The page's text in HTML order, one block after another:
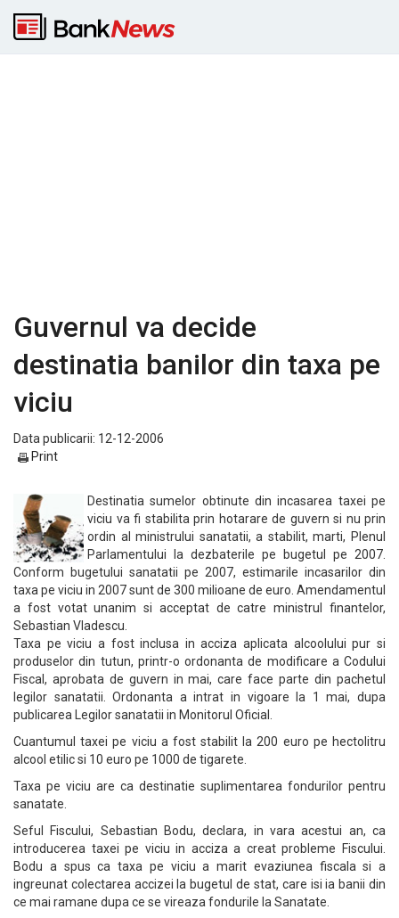
Guvernul va decide
destinatia banilor din taxa pe
viciu
Data publicarii: 12-12-2006
Print
Destinatia sumelor obtinute din incasarea taxei pe
viciu va fi stabilita prin hotarare de guvern si nu prin
ordin al ministrului sanatatii, a stabilit, marti, Plenul
Parlamentului la dezbaterile pe bugetul pe 2007.
Conform bugetului sanatatii pe 2007, estimarile incasarilor din
taxa pe viciu in 2007 sunt de 300 milioane de euro. Amendamentul
a fost votat unanim si acceptat de catre ministrul finantelor,
Sebastian Vladescu.
Taxa pe viciu a fost inclusa in acciza aplicata alcoolului pur si
produselor din tutun, printr-o ordonanta de modificare a Codului
Fiscal, aprobata de guvern in mai, care face parte din pachetul
legilor sanatatii. Ordonanta a intrat in vigoare la 1 mai, dupa
publicarea Legilor sanatatii in Monitorul Oficial.
Cuantumul taxei pe viciu a fost stabilit la 200 euro pe hectolitru
alcool etilic si 10 euro pe 1000 de tigarete.
Taxa pe viciu are ca destinatie suplimentarea fondurilor pentru
sanatate.
Seful Fiscului, Sebastian Bodu, declara, in vara acestui an, ca
introducerea taxei pe viciu in acciza a creat probleme Fiscului.
Bodu a spus ca taxa pe viciu a marit evaziunea fiscala si a
ingreunat colectarea accizei la bugetul de stat, care isi ia banii din
ce mai ramane dupa ce se vireaza fondurile la Sanatate.